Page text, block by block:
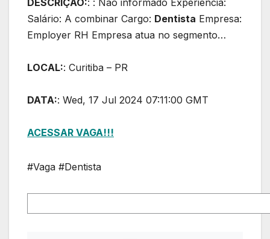
DESCRIÇÃO:: : Não informado Experiência:
Salário: A combinar Cargo: Dentista Empresa:
Employer RH Empresa atua no segmento…
LOCAL:: Curitiba – PR
DATA:: Wed, 17 Jul 2024 07:11:00 GMT
ACESSAR VAGA!!!
#Vaga #Dentista